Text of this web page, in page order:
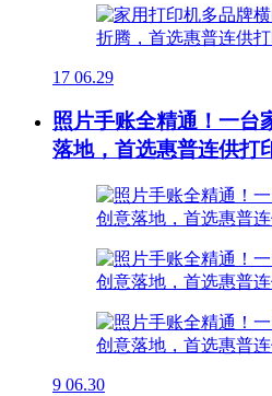
17 06.29
照片手账全精通！一台
落地，首选惠普连供打
9 06.30